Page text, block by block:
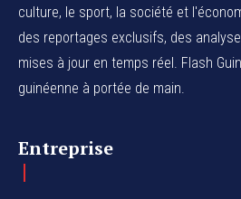
culture, le sport, la société et
des reportages exclusifs, des
mises à jour en temps réel. Flash
guinéenne à portée de main.
Entreprise